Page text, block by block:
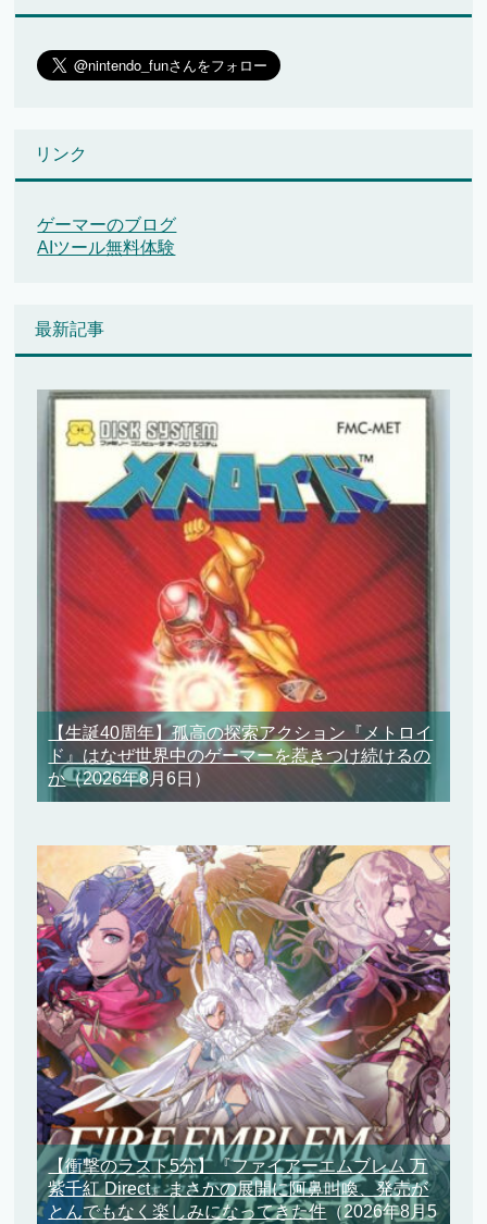
リンク
ゲーマーのブログ
AIツール無料体験
最新記事
【生誕40周年】孤高の探索アクション『メトロイ
ド』はなぜ世界中のゲーマーを惹きつけ続けるの
か（2026年8月6日）
【衝撃のラスト5分】『ファイアーエムブレム 万
紫千紅 Direct』まさかの展開に阿鼻叫喚、発売が
とんでもなく楽しみになってきた件（2026年8月5